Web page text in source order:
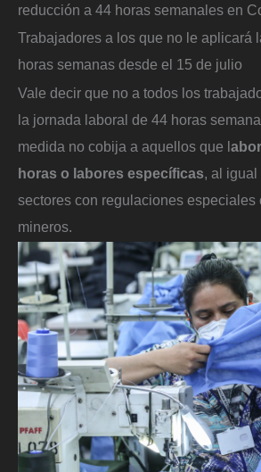
reducción a 44 horas semanales en
Trabajadores a los que no le aplicará
horas semanas desde el 15 de julio
Vale decir que no a todos los
la jornada laboral de 44 horas
medida no cobija a aquellos que l
horas o labores específicas, al
sectores con regulaciones especiales
mineros.